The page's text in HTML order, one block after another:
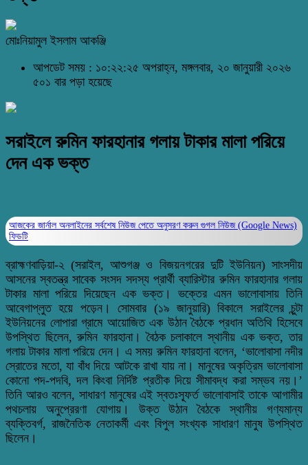
মোঃনিয়ামুল ইসলাম আকঞ্জি
আপডেট সময় : ১০:২২:২৫ অপরাহ্ন, মঙ্গলবার, ২০ জানুয়ারী ২০২৬
৫০১ বার পড়া হয়েছে
সরাইলে রুমিন ফারহানার গলায় টাকার মালা পরিয়ে
দেন এক ভক্ত
আজকের জার্নাল অনলাইনের সর্বশেষ নিউজ পেতে অনুসরণ করুন গুগল নিউজ (Google News)
ফিডটি
ব্রাহ্মণবাড়িয়া-২ (সরাইল, আশুগঞ্জ ও বিজয়নগরের দুটি ইউনিয়ন) সাংসদীয়
আসনের স্বতন্ত্র সাবেক সংসদ সদস্য প্রার্থী ব্যারিস্টার রুমিন ফারহানার গলায়
টাকার মালা পরিয়ে দিয়েছেন এক ভক্ত। ভক্তের এমন ভালোবাসায় তিনি
আবেগাপ্লুত হয়ে পড়েন। সোমবার (১৯ জানুয়ারি) বিকালে সরাইলের চুন্টা
ইউনিয়নের লোপারা গ্রামে আয়োজিত এক উঠান বৈঠকে প্রধান অতিথি হিসেবে
উপস্থিত ছিলেন, রুমিন ফারহানা। বৈঠক চলাকালে স্থানীয় এক ভক্ত, তার
গলায় টাকার মালা পরিয়ে দেন। এ সময় রুমিন ফারহানা বলেন, ‘ভালোবাসা নদীর
স্রোতের মতো, যা বাঁধ দিয়ে আটকে রাখা যায় না। মানুষের অকৃত্রিম ভালোবাসা
কোনো পদ-পদবি, দল কিংবা নির্দিষ্ট প্রতীক দিয়ে সীমাবদ্ধ করা সম্ভব নয়।’
তিনি আরও বলেন, সাধারণ মানুষের এই স্বতঃস্ফূর্ত ভালোবাসাই তাকে আগামীর
পথচলায় অনুপ্রেরণা যোগায়। উক্ত উঠান বৈঠকে স্থানীয় গণ্যমান্য
ব্যক্তিবর্গ, রাজনৈতিক নেতাকর্মী এবং বিপুল সংখ্যক সাধারণ মানুষ উপস্থিত
ছিলেন।